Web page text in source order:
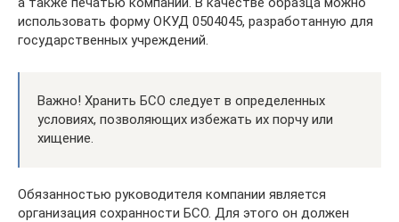
использовать форму ОКУД 0504045, разработанную для
государственных учреждений.
Важно! Хранить БСО следует в определенных
условиях, позволяющих избежать их порчу или
хищение.
Обязанностью руководителя компании является
организация сохранности БСО. Для этого он должен